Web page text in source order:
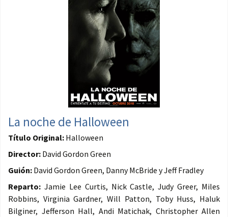
La noche de Halloween
Título Original: Halloween
Director: David Gordon Green
Guión: David Gordon Green, Danny McBride y Jeff Fradley
Reparto: Jamie Lee Curtis, Nick Castle, Judy Greer, Miles
Robbins, Virginia Gardner, Will Patton, Toby Huss, Haluk
Bilginer, Jefferson Hall, Andi Matichak, Christopher Allen